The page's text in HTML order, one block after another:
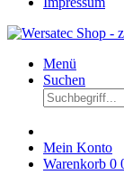
Menü
Suchen
Mein Konto
Warenkorb 0